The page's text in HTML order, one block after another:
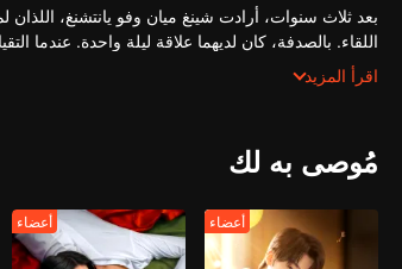
بعد ثلاث سنوات، أرادت شينغ ميان وفو يانتشنغ،
اللقاء. بالصدفة، كان لديهما علاقة ليلة واحدة. عندما
أن شينغ ميان كانت بيني وكانت حاملاً. فعل كل ما في
اقرأ المزيد
مُوصى به لك
أعضاء أعضاء